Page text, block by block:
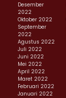
Desember
2022
Oktober 2022
September
2022
Agustus 2022
Juli 2022
Juni 2022
Mei 2022
April 2022
Maret 2022
Februari 2022
Januari 2022